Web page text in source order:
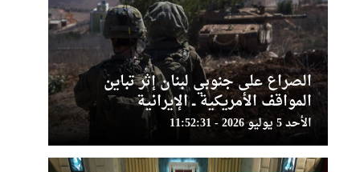
الصراع على جنوبي لبنان إثر تباين
المواقف الأمريكية ــ الإيرانية
الأحد 5 يوليو 2026 - 11:52:31